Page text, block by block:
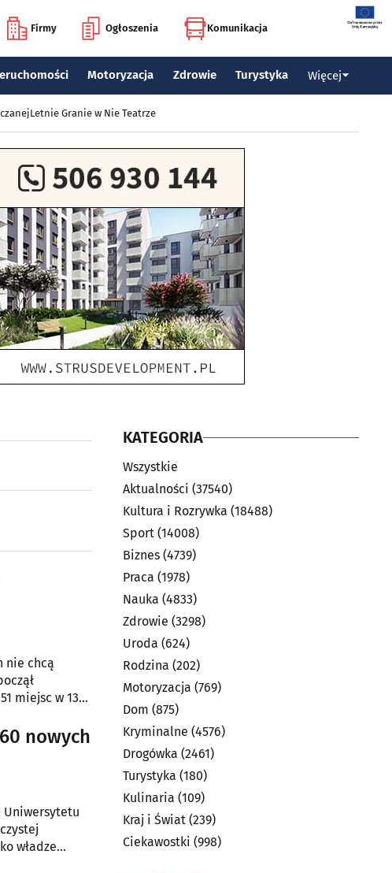
Firmy Ogłoszenia Komunikacja
Motoryzacja Zdrowie Turystyka Więcej
Letnie Granie w Nie Teatrze
nie chcą
miejsc w 13
nowych
Uniwersytetu
władze
KATEGORIA
Wszystkie
Aktualności (37540)
Kultura i Rozrywka (18488)
Sport (14008)
Biznes (4739)
Praca (1978)
Nauka (4833)
Zdrowie (3298)
Uroda (624)
Rodzina (202)
Motoryzacja (769)
Dom (875)
Kryminalne (4576)
Drogówka (2461)
Turystyka (180)
Kulinaria (109)
Kraj i Świat (239)
Ciekawostki (998)